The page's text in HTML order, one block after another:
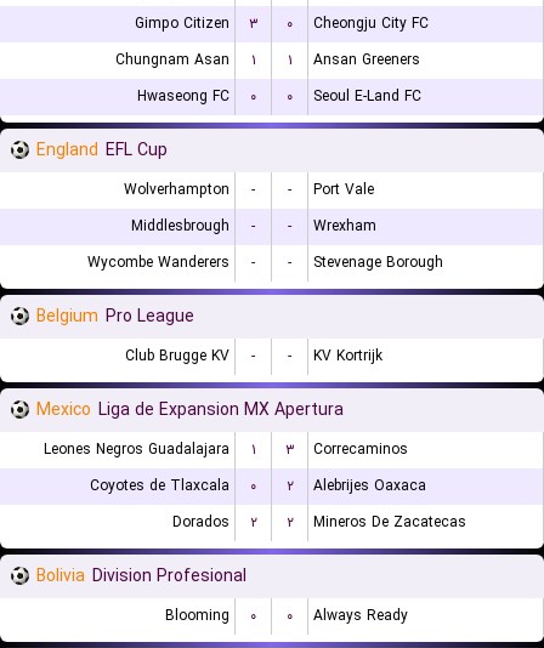
Gimpo Citizen
۳ ۰
Cheongju City FC
Chungnam Asan
۱ ۱
Ansan Greeners
Hwaseong FC
۰ ۰ Seoul E-Land FC
England EFL Cup
Wolverhampton - -
Port Vale
Middlesbrough
- -
Wrexham
Wycombe Wanderers
- - Stevenage Borough
Belgium Pro League
Club Brugge KV - - KV Kortrijk
Mexico Liga de Expansion MX Apertura
Leones Negros Guadalajara ۱ ۳
Correcaminos
Coyotes de Tlaxcala
۰ ۲
Alebrijes Oaxaca
Dorados
۲ ۲ Mineros De Zacatecas
Bolivia Division Profesional
Blooming ۰ ۰ Always Ready